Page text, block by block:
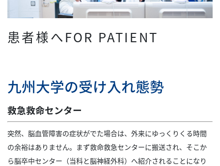
患者様へFOR PATIENT
九州大学の受け入れ態勢
救急救命センター
突然、脳血管障害の症状がでた場合は、外来にゆっくりくる時間
の余裕はありません。まず救命救急センターに搬送され、そこか
ら脳卒中センター（当科と脳神経外科）へ紹介されることになり